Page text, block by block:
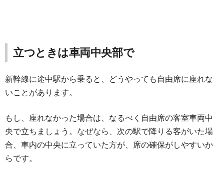
立つときは車両中央部で
新幹線に途中駅から乗ると、どうやっても自由席に座れな
いことがあります。
もし、座れなかった場合は、なるべく自由席の客室車両中
央で立ちましょう。なぜなら、次の駅で降りる客がいた場
合、車内の中央に立っていた方が、席の確保がしやすいか
らです。